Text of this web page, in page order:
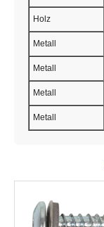
Holz
Metall
Metall
Metall
Metall